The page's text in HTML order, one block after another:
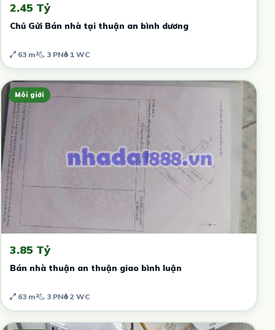
2.45 Tỷ
Chủ Gửi Bán nhà tại thuận an bình dương
63 m² 3 PN 1 WC
Môi giới
3.85 Tỷ
Bán nhà thuận an thuận giao bình luận
63 m² 3 PN 2 WC